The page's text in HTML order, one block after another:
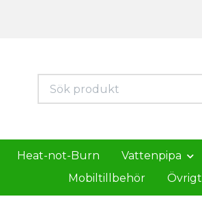
Heat-not-Burn Vattenpipa
Mobiltillbehör
Övrigt